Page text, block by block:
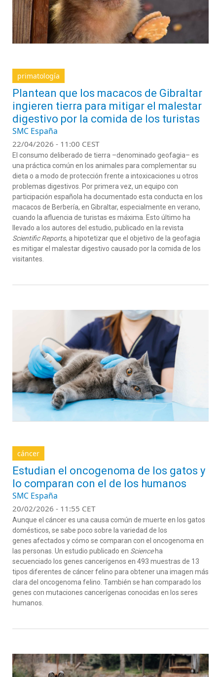
primatología
Plantean que los macacos de Gibraltar
ingieren tierra para mitigar el malestar
digestivo por la comida de los turistas
SMC España
22/04/2026 - 11:00 CEST
El consumo deliberado de tierra –denominado geofagia– es
una práctica común en los animales para complementar su
dieta o a modo de protección frente a intoxicaciones u otros
problemas digestivos. Por primera vez, un equipo con
participación española ha documentado esta conducta en los
macacos de Berbería, en Gibraltar, especialmente en verano,
cuando la afluencia de turistas es máxima. Esto último ha
llevado a los autores del estudio, publicado en la revista
Scientifc Reports, a hipotetizar que el objetivo de la geofagia
es mitigar el malestardigestivo causado por la comida de los
visitantes
cáncer
Estudian el oncogenoma de los gatos y
lo comparan con el de los humanos
SMC España
20/02/2026 - 11:55 CET
Aunque el cáncer es una causa común de muerte en los gatos
domésticos, se sabe poco sobre la variedad de los
genes afectados y cómo se comparan con el oncogenoma en
las personas. Un estudio publicado en Science ha
secuenciado los genes cancerígenos en 493 muestras de 13
tipos diferentes de cáncer felino para obtener una imagen más
clara del oncogenoma felino. También se han comparado los
genes con mutaciones cancerígenas conocidas en los seres
humanos.